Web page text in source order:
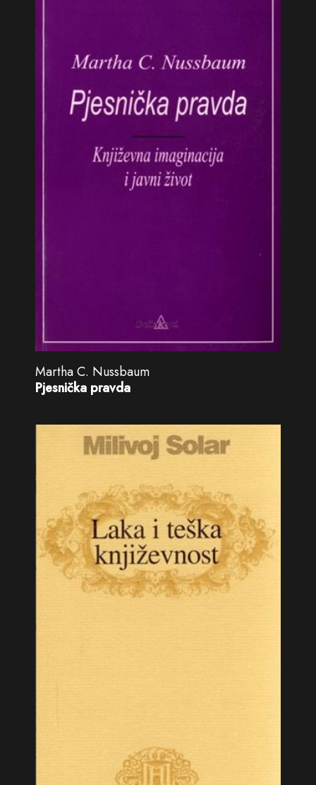
Martha C. Nussbaum
Pjesnička pravda